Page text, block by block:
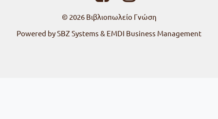
© 2026 Βιβλιοπωλείο Γνώση
Powered by SBZ Systems & EMDI Business Management